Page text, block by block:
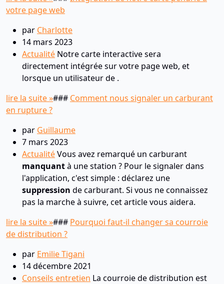
votre page web
par Charlotte
14 mars 2023
Actualité Notre carte interactive sera
directement intégrée sur votre page web, et
lorsque un utilisateur de .
lire la suite »### Comment nous signaler un carburant
en rupture ?
par Guillaume
7 mars 2023
ActualitéVous avez remarqué un carburant
manquantà une station ? Pour le signaler dans
l'application, c'est simple : déclarez une
suppression de carburant. Si vous ne connaissez
pas la marche à suivre, cet article vous aidera.
lire la suite »### Pourquoi faut-il changer sa courroie
de distribution ?
par Emilie Tigani
14 décembre 2021
Conseils entretien La courroie de distribution est